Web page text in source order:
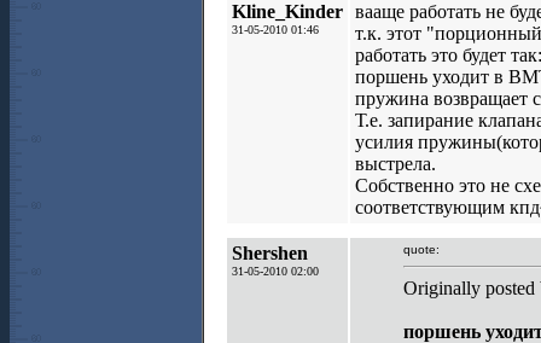
Kline_Kinder
31-05-2010 01:46
вааще работать не
т.к. этот
работать это будет так:
поршень уходит в
пружина возвращает
Т.е. запирание
усилия
выстрела.
Собственно это не
соответствующим
Shershen
31-05-2010 02:00
quote:
Originally
поршень